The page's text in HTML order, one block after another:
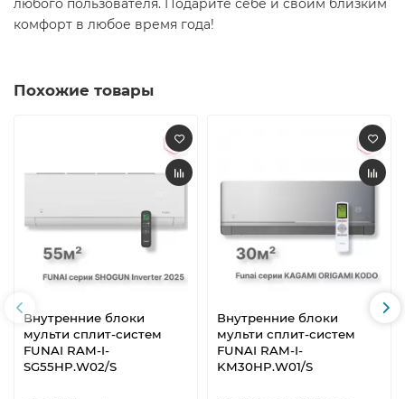
любого пользователя. Подарите себе и своим близким
комфорт в любое время года! ️​
Похожие товары
Внутренние блоки
мульти сплит-систем
FUNAI RAM-I-
SG55HP.W02/S
Внутренние блоки
мульти сплит-систем
FUNAI RAM-I-
KM30HP.W01/S